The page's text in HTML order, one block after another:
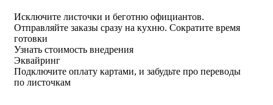
Исключите листочки и беготню официантов.
Отправляйте заказы сразу на кухню. Сократите время
готовки
Узнать стоимость внедрения
Эквайринг
Подключите оплату картами, и забудьте про переводы
по листочкам